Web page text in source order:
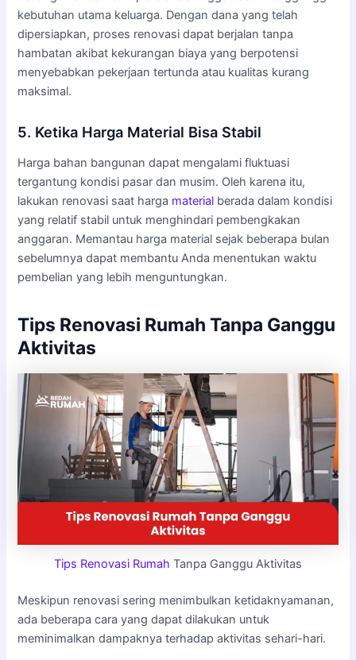
kebutuhan utama keluarga. Dengan dana yang telah
dipersiapkan, proses renovasi dapat berjalan tanpa
hambatan akibat kekurangan biaya yang berpotensi
menyebabkan pekerjaan tertunda atau kualitas kurang
maksimal.
5. Ketika Harga Material Bisa Stabil
Harga bahan bangunan dapat mengalami fluktuasi
tergantung kondisi pasar dan musim. Oleh karena itu,
lakukan renovasi saat harga material berada dalam kondisi
yang relatif stabil untuk menghindari pembengkakan
anggaran. Memantau harga material sejak beberapa bulan
sebelumnya dapat membantu Anda menentukan waktu
pembelian yang lebih menguntungkan.
Tips Renovasi Rumah Tanpa Ganggu
Aktivitas
Tips Renovasi Rumah Tanpa Ganggu Aktivitas
Meskipun renovasi sering menimbulkan ketidaknyamanan,
ada beberapa cara yang dapat dilakukan untuk
meminimalkan dampaknya terhadap aktivitas sehari-hari.